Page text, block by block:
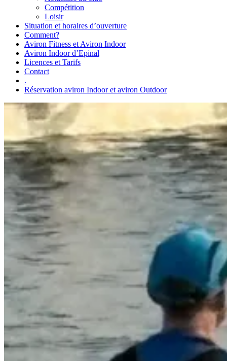
Compétition
Loisir
Situation et horaires d’ouverture
Comment?
Aviron Fitness et Aviron Indoor
Aviron Indoor d’Epinal
Licences et Tarifs
Contact
.
Réservation aviron Indoor et aviron Outdoor